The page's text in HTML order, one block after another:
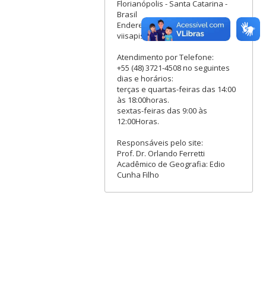
Florianópolis - Santa Catarina -
Brasil
Endereço eletrônico:
viisapis.ufsc2015@gmail.com
Atendimento por Telefone:
+55 (48) 3721-4508 no seguintes
dias e horários:
terças e quartas-feiras das 14:00
às 18:00horas.
sextas-feiras das 9:00 às
12:00Horas.
Responsáveis pelo site:
Prof. Dr. Orlando Ferretti
Acadêmico de Geografia: Edio
Cunha Filho